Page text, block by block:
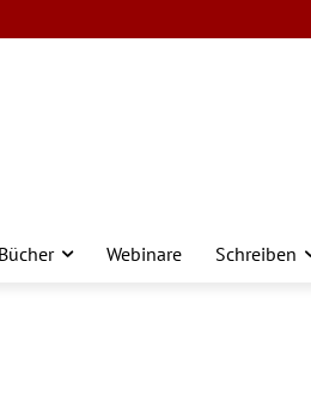
Bücher Webinare Schreiben